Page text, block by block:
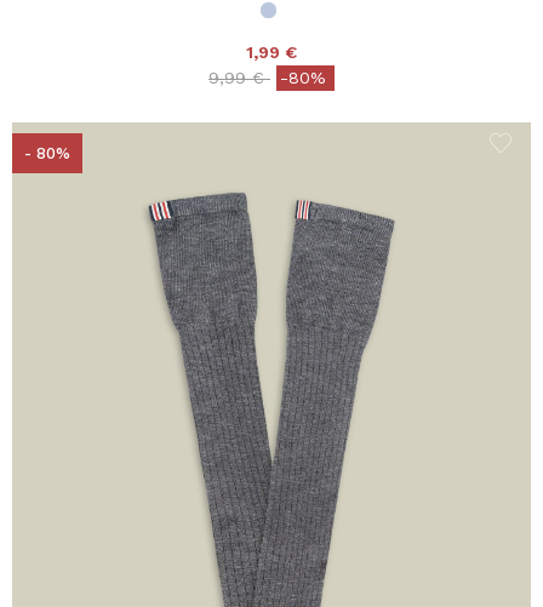
1,99 €
Price reduced from
9,99 €to-80%
- 80%